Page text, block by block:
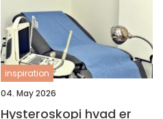
inspiration
04. May 2026
Hysteroskopi hvad er